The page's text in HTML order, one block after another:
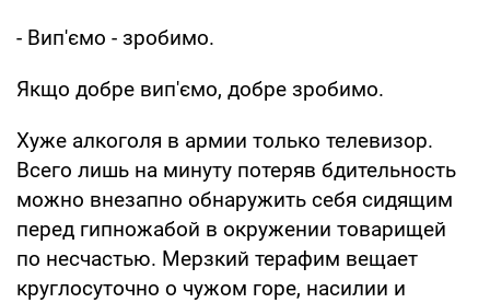
- Вип'ємо - зробимо.
Якщо добре вип'ємо, добре зробимо.
Хуже алкоголя в армии только телевизор.
Всего лишь на минуту потеряв бдительность
можно внезапно обнаружить себя сидящим
перед гипножабой в окружении товарищей
по несчастью. Мерзкий терафим вещает
круглосуточно о чужом горе, насилии и